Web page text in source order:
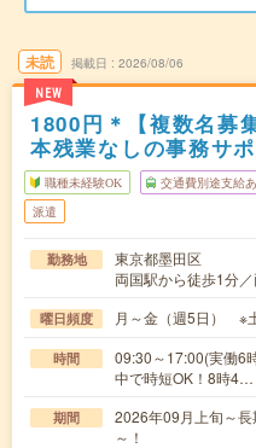
未読
NEW
掲載日 2026/08/06
1800円＊【複数名募
本残業なしの事務サポ
職種未経験OK 交通費別途支給
派遣
勤務地
東京都墨田区
両国駅から徒歩1分
曜日頻度 月～金（週5日） ※
時間
09:30～17:00(実働6
中で時短OK！8時4…
期間
2026年09月上旬～
～！